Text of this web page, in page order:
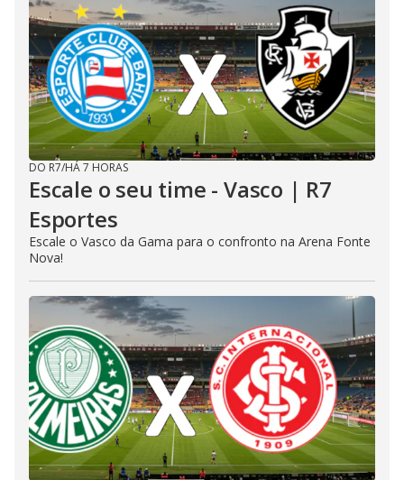
DO R7/HÁ 7 HORAS
Escale o seu time - Vasco | R7
Esportes
Escale o Vasco da Gama para o confronto na Arena Fonte
Nova!